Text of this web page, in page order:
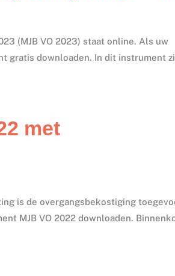
(MJB VO 2023) staat online. Als uw
gratis downloaden. In dit instrument
met
is de overgangsbekostiging
MJB VO 2022 downloaden.